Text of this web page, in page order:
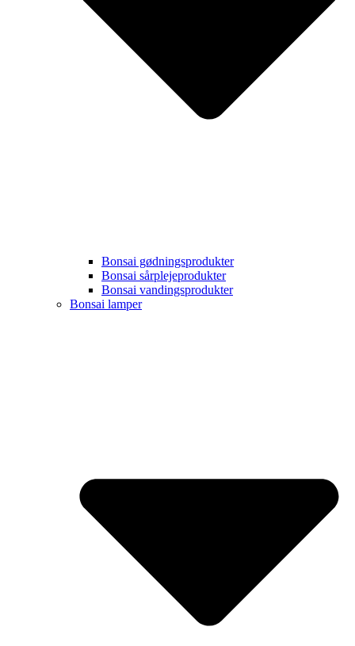
Bonsai gødningsprodukter
Bonsai sårplejeprodukter
Bonsai vandingsprodukter
Bonsai lamper